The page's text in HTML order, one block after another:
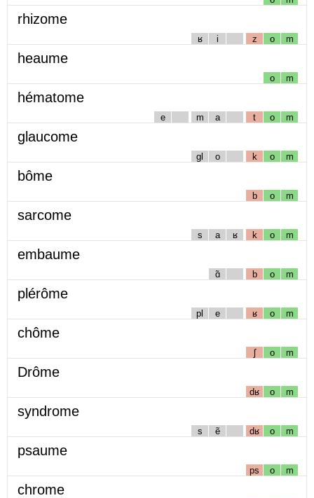
rhizome
ʁ i z o m
heaume
o m
hématome
e m a t o m
glaucome
gl o k o m
bôme
b o m
sarcome
s a ʁ k o m
embaume
ɑ̃ b o m
plérôme
pl e ʁ o m
chôme
ʃ o m
Drôme
dʁ o m
syndrome
s ẽ dʁ o m
psaume
ps o m
chrome